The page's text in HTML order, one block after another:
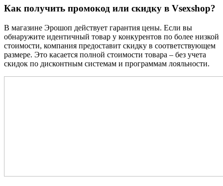
Как получить промокод или скидку в Vsexshop?
В магазине Эрошоп действует гарантия цены. Если вы
обнаружите идентичный товар у конкурентов по более низкой
стоимости, компания предоставит скидку в соответствующем
размере. Это касается полной стоимости товара – без учета
скидок по дисконтным системам и программам лояльности.